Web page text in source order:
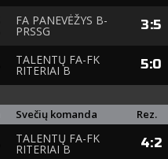
FA PANEVĖŽYS B-
PRSSG 3:5
TALENTŲ FA-FK
RITERIAI B 5:0
Svečių komanda Rez.
TALENTŲ FA-FK
RITERIAI B 4:2